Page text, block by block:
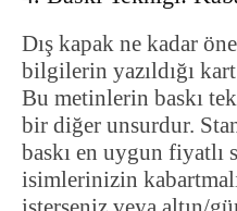
Dış kapak ne kadar
bilgilerin yazıldığı
Bu metinlerin baskı
bir diğer unsurdur.
baskı en uygun fiyatlı
isimlerinizin